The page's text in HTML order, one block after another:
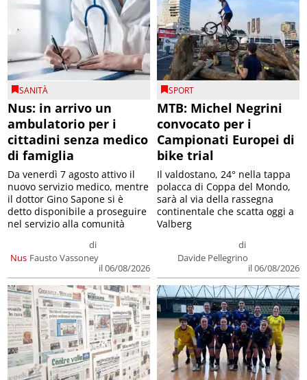
SANITÀ
Nus: in arrivo un
ambulatorio per i
cittadini senza medico
di famiglia
Nus
di
Fausto Vassoney
il 06/08/2026
Da venerdì 7 agosto attivo il
nuovo servizio medico, mentre
il dottor Gino Sapone si è
detto disponibile a proseguire
nel servizio alla comunità
SPORT
MTB: Michel Negrini
convocato per i
Campionati Europei di
bike trial
di
Davide Pellegrino
il 06/08/2026
Il valdostano, 24° nella tappa
polacca di Coppa del Mondo,
sarà al via della rassegna
continentale che scatta oggi a
Valberg